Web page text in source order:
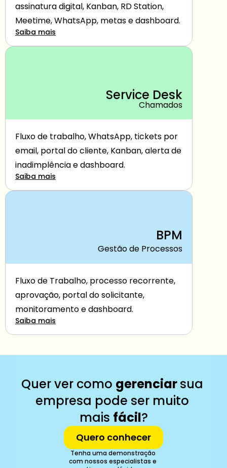
assinatura digital, Kanban, RD Station,
Meetime, WhatsApp, metas e dashboard.
Saiba mais
Service Desk
Chamados
Fluxo de trabalho, WhatsApp, tickets por
email, portal do cliente, Kanban, alerta de
inadimplência e dashboard.
Saiba mais
BPM
Gestão de Processos
Fluxo de Trabalho, processo recorrente,
aprovação, portal do solicitante,
monitoramento e dashboard.
Saiba mais
Quer ver como gerenciar sua
empresa pode ser muito
mais fácil?
Quero conhecer
Tenha uma demonstração
com nossos especialistas e